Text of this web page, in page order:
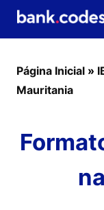
Página Inicial »
Mauritania